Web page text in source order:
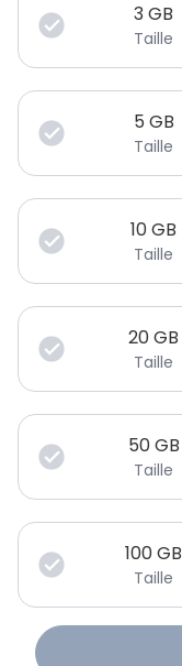
3GB
Taille
5 GB
Taille
10GB
Taille
20GB
Taille
50GB
Taille
100GB
Taille